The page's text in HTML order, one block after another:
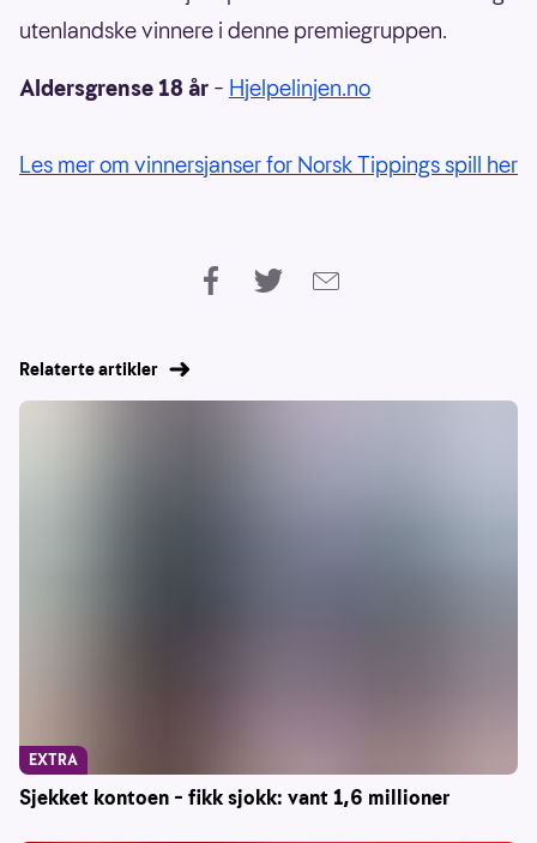
utenlandske vinnere i denne premiegruppen.
Aldersgrense 18 år – Hjelpelinjen.no
Les mer om vinnersjanser for Norsk Tippings spill her
Relaterte artikler
Sjekket kontoen – fikk sjokk: vant 1,6 millioner
EXTRA